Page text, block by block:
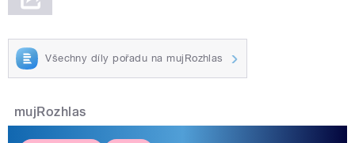
Všechny díly pořadu na mujRozhlas
mujRozhlas